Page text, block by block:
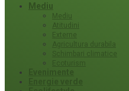
Mediu
Mediu
Atitudini
Externe
Agricultura durabila
Schimbari climatice
Ecoturism